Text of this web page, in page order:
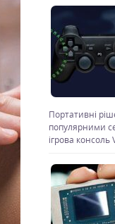
Портативні
популярними
ігрова консоль